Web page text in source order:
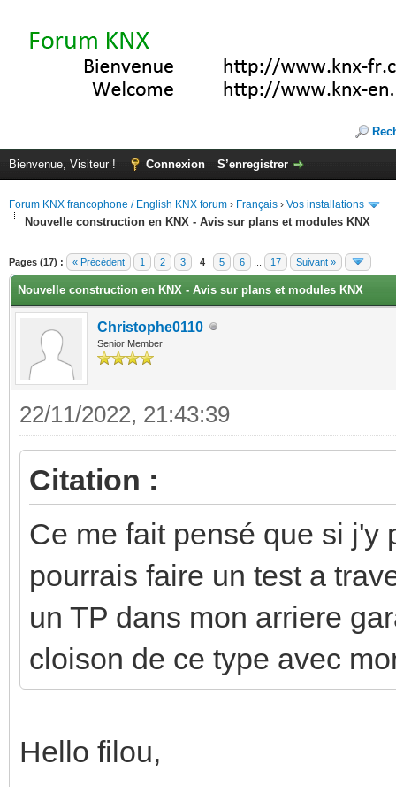
Bienvenue, Visiteur ! Connexion S’enregistrer
Forum KNX francophone / English KNX forum › Français › Vos installations
Nouvelle construction en KNX - Avis sur plans et modules KNX
Pages (17) : « Précédent 1 2 3 4 5 6 17 Suivant »
Nouvelle construction en KNX - Avis sur plans et modules KNX
Christophe0110
Senior Member
22/11/2022, 21:43:39
Citation :
Ce me fait pensé que si j'y
pourrais faire un test a
un TP dans mon arriere
cloison de ce type avec
Hello filou,